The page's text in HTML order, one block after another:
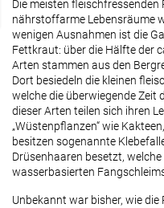
Die meisten fleischfressenden
nährstoffarme Lebensräume
wenigen Ausnahmen ist die
Fettkraut: über die Hälfte der
Arten stammen aus den
Dort besiedeln die kleinen
welche die überwiegende Zeit
dieser Arten teilen sich ihren
„Wüstenpflanzen“ wie
besitzen sogenannte
Drüsenhaaren besetzt,
wasserbasierten
Unbekannt war bisher, wie